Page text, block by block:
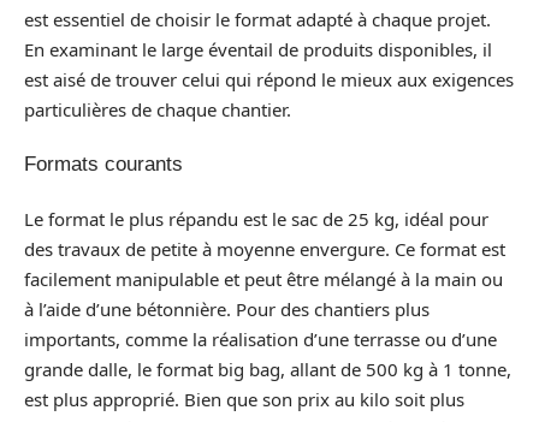
est essentiel de choisir le format adapté à chaque projet.
En examinant le large éventail de produits disponibles, il
est aisé de trouver celui qui répond le mieux aux exigences
particulières de chaque chantier.
Formats courants
Le format le plus répandu est le sac de 25 kg, idéal pour
des travaux de petite à moyenne envergure. Ce format est
facilement manipulable et peut être mélangé à la main ou
à l’aide d’une bétonnière. Pour des chantiers plus
importants, comme la réalisation d’une terrasse ou d’une
grande dalle, le format big bag, allant de 500 kg à 1 tonne,
est plus approprié. Bien que son prix au kilo soit plus